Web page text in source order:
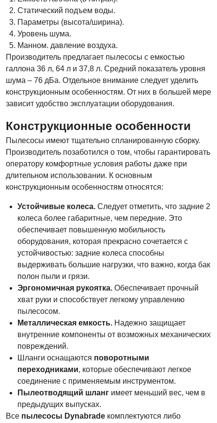
Статический подъем воды.
Параметры (высота/ширина).
Уровень шума.
Манном. давление воздуха.
Производитель предлагает пылесосы с емкостью
галлона 36 л, 64 л и 37,8 л. Средний показатель уровня
шума – 76 дБа. Отдельное внимание следует уделить
конструкционным особенностям. От них в большей мере
зависит удобство эксплуатации оборудования.
Конструкционные особенности
Пылесосы имеют тщательно спланированную сборку.
Производитель позаботился о том, чтобы гарантировать
оператору комфортные условия работы даже при
длительном использовании. К основным
конструкционным особенностям относятся:
Устойчивые колеса. Следует отметить, что задние 2
колеса более габаритные, чем передние. Это
обеспечивает повышенную мобильность
оборудования, которая прекрасно сочетается с
устойчивостью: задние колеса способны
выдерживать большие нагрузки, что важно, когда бак
полон пыли и грязи.
Эргономичная рукоятка. Обеспечивает прочный
хват руки и способствует легкому управлению
пылесосом.
Металлическая емкость. Надежно защищает
внутренние компоненты от возможных механических
повреждений.
Шланги оснащаются поворотными
переходниками, которые обеспечивают легкое
соединение с применяемым инструментом.
Пылеотводящий шланг имеет меньший вес, чем в
предыдущих выпусках.
Все пылесосы Dynabrade комплектуются либо